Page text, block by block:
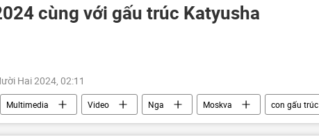
cùng với gấu trúc Katyusha
Hai 2024, 02:11
Multimedia Video Nga Moskva con gấu trúc